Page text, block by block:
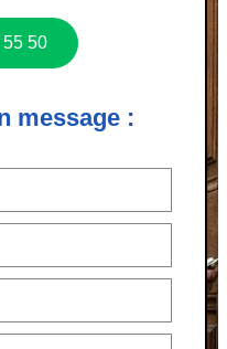
50
message :